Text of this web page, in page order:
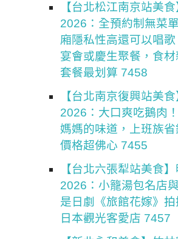
【台北松江南京站美
2026：全預約制無菜
廂隱私性高還可以唱
宴會或慶生聚餐，食材
套餐最划算 7458
【台北南京復興站美
2026：大口爽吃鵝肉
媽媽的味道，上班族省
價格超佛心 7455
【台北六張犁站美食
2026：小籠湯包名店
是日劇《旅館花嫁》
日本觀光客愛店 7457